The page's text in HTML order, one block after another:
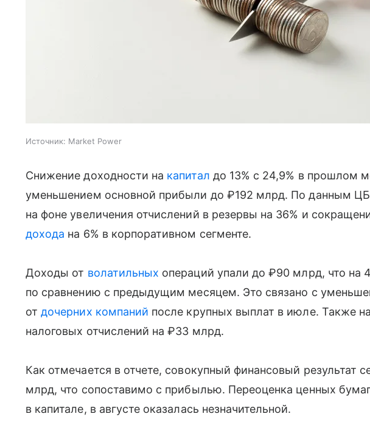
Источник: Market Power
Снижение доходности на капитал до 13% с 24,9% в прошлом
уменьшением основной прибыли до ₽192 млрд. По данным
на фоне увеличения отчислений в резервы на 36% и
дохода на 6% в корпоративном сегменте.
Доходы от волатильных операций упали до ₽90 млрд, что на
по сравнению с предыдущим месяцем. Это связано с
отдочерних компаний после крупных выплат в июле. Также
налоговых отчислений на ₽33 млрд.
Как отмечается в отчете, совокупный финансовый результат
млрд, что сопоставимо с прибылью. Переоценка ценных
в капитале, в августе оказалась незначительной.